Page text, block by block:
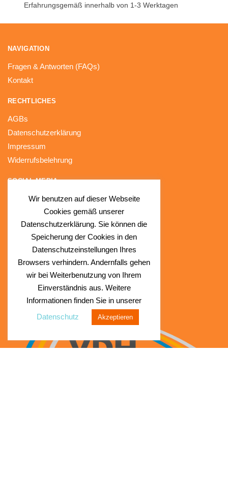
Erfahrungsgemäß innerhalb von 1-3 Werktagen
NAVIGATION
Fragen & Antworten (FAQs)
Kontakt
RECHTLICHES
AGBs
Datenschutzerklärung
Impressum
Widerrufsbelehrung
SOCIAL MEDIA
FacebookWir benutzen auf dieser Webseite
Cookies gemäß unserer
Datenschutzerklärung. Sie können die
Speicherung der Cookies in den
Datenschutzeinstellungen Ihres
Browsers verhindern. Andernfalls gehen
wir bei Weiterbenutzung von Ihrem
Einverständnis aus. Weitere
Informationen finden Sie in unserer
Datenschutz
Akzeptieren